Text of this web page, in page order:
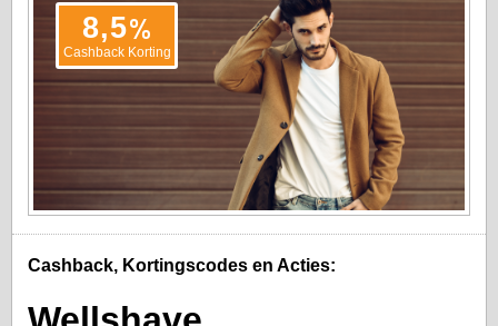
8,5%
Cashback Korting
Cashback, Kortingscodes en Acties: